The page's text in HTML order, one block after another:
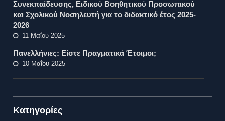
Συνεκπαίδευσης, Ειδικού Βοηθητικού Προσωπικού
και Σχολικού Νοσηλευτή για το διδακτικό έτος 2025-
2026
11 Μαΐου 2025
Πανελλήνιες: Είστε Πραγματικά Έτοιμοι;
10 Μαΐου 2025
Kατηγορίες